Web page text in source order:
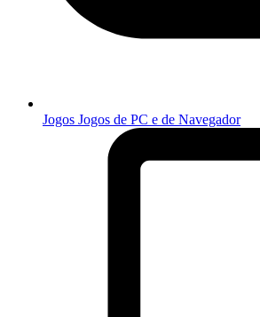
Jogos Jogos de PC e de Navegador